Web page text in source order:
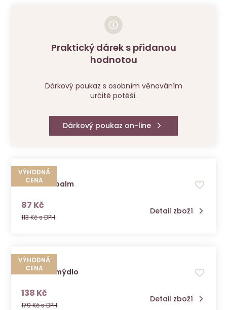
Praktický dárek s přidanou
hodnotou
Dárkový poukaz s osobním věnováním
určitě potěší.
Dárkový poukaz on-line
VÝHODNÁ
CENA
Droserin balm
87 Kč
113 Kč s DPH
Detail zboží
VÝHODNÁ
CENA
Droserin mýdlo
138 Kč
179 Kč s DPH
Detail zboží